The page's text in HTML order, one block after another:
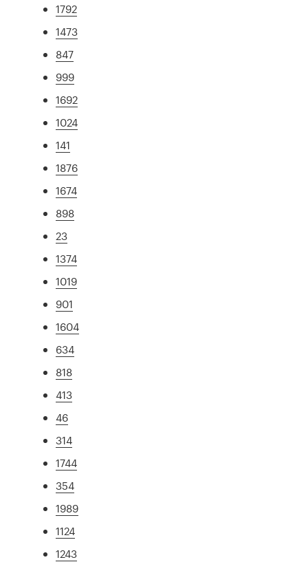
1792
1473
847
999
1692
1024
141
1876
1674
898
23
1374
1019
901
1604
634
818
413
46
314
1744
354
1989
1124
1243